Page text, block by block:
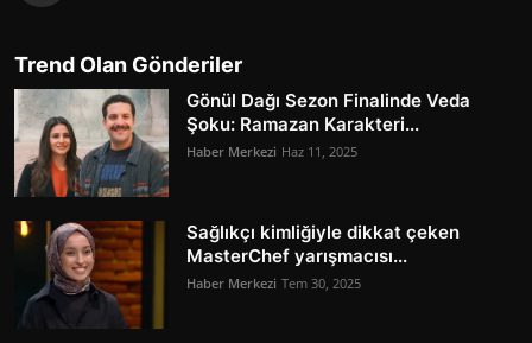
Trend Olan Gönderiler
Gönül Dağı Sezon Finalinde Veda
Şoku: Ramazan Karakteri...
Haber Merkezi Haz 11, 2025
Sağlıkçı kimliğiyle dikkat çeken
MasterChef yarışmacısı...
Haber Merkezi Tem 30, 2025